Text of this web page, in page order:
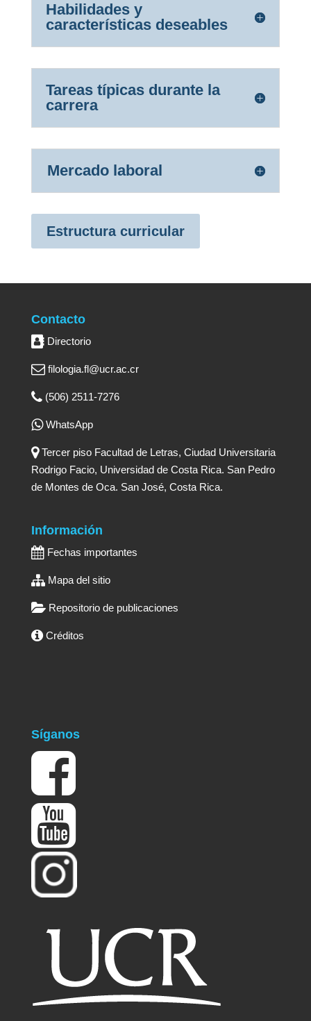
Habilidades y
características deseables
Tareas típicas durante la
carrera
Mercado laboral
Estructura curricular
Contacto
Directorio
filologia.fl@ucr.ac.cr
(506) 2511-7276
WhatsApp
Tercer piso Facultad de Letras, Ciudad Universitaria
Rodrigo Facio, Universidad de Costa Rica. San Pedro
de Montes de Oca. San José, Costa Rica.
Información
Fechas importantes
Mapa del sitio
Repositorio de publicaciones
Créditos
Síganos